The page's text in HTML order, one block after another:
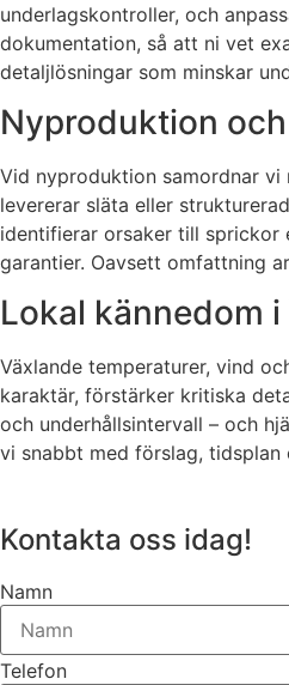
underlagskontroller, och
dokumentation, så att ni vet
detaljlösningar som minskar
Nyproduktion
Vid nyproduktion samordnar
levererar släta eller
identifierar orsaker till sprickor
garantier. Oavsett omfattning
Lokal kännedom
Växlande temperaturer, vind
karaktär, förstärker kritiska
och underhållsintervall – och
vi snabbt med förslag,
Kontakta oss idag!
Namn
Telefon